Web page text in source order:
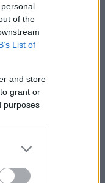
of the
List of
and store
grant or
purposes